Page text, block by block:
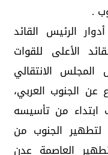
.
الرئيس القائد
الأعلى للقوات
المجلس الانتقالي
عن الجنوب العربي،
ابتداء من تأسيسه
الجنوب من
العاصمة عدن